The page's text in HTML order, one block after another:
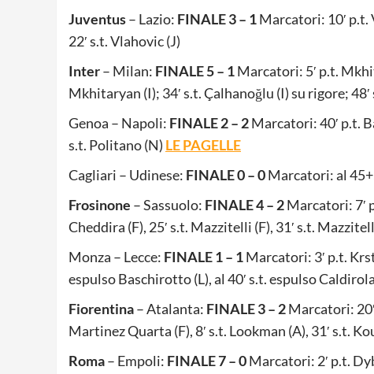
Juventus– Lazio: FINALE 3 – 1Marcatori: 10′ p.t.
22′ s.t. Vlahovic (J)
Inter– Milan: FINALE 5 – 1Marcatori: 5′ p.t.
Mkhitaryan (I); 34′ s.t. Çalhanoğlu (I) su rigore;
Genoa – Napoli: FINALE 2 – 2Marcatori: 40′ p.t.
s.t. Politano (N) LE PAGELLE
Cagliari – Udinese: FINALE 0 – 0Marcatori: al
Frosinone – Sassuolo: FINALE 4 – 2Marcatori: 7′
Cheddira (F), 25′ s.t. Mazzitelli (F), 31′ s.t.
Monza – Lecce: FINALE 1 – 1Marcatori: 3′ p.t.
espulso Baschirotto (L), al 40′ s.t. espulso
Fiorentina– Atalanta: FINALE 3 – 2Marcatori:
Martinez Quarta (F), 8′ s.t. Lookman (A), 31′ s.t.
Roma– Empoli: FINALE 7 – 0Marcatori: 2′ p.t.